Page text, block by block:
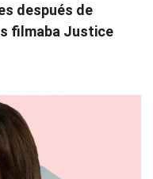
después de
filmaba Justice